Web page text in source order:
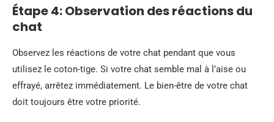
Étape 4: Observation des réactions du
chat
Observez les réactions de votre chat pendant que vous
utilisez le coton-tige. Si votre chat semble mal à l’aise ou
effrayé, arrêtez immédiatement. Le bien-être de votre chat
doit toujours être votre priorité.